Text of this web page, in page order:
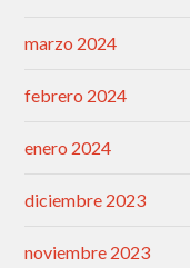
marzo 2024
febrero 2024
enero 2024
diciembre 2023
noviembre 2023